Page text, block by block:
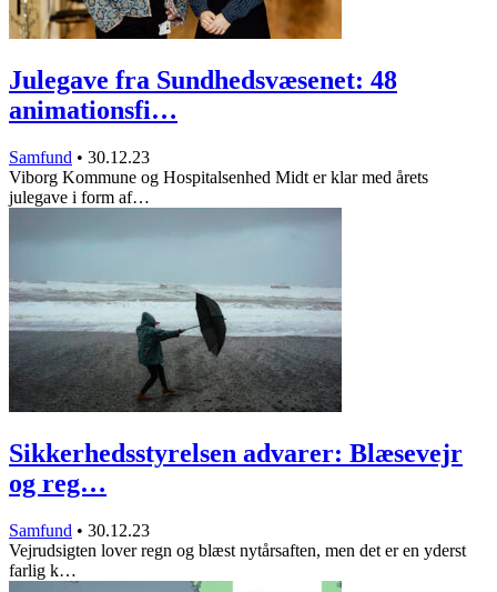
Julegave fra Sundhedsvæsenet: 48
animationsfi…
Samfund • 30.12.23
Viborg Kommune og Hospitalsenhed Midt er klar med årets
julegave i form af…
Sikkerhedsstyrelsen advarer: Blæsevejr
og reg…
Samfund • 30.12.23
Vejrudsigten lover regn og blæst nytårsaften, men det er en yderst
farlig k…